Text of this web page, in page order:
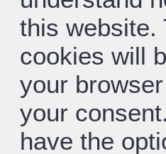
this website.
cookies will
your
your
have the